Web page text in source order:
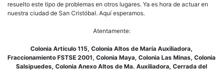
resuelto este tipo de problemas en otros lugares. Ya es hora de actuar en
nuestra ciudad de San Cristóbal. Aquí esperamos.
Atentamente:
Colonia Artículo 115, Colonia Altos de María Auxiliadora,
Fraccionamiento FSTSE 2001, Colonia Maya, Colonia Las Minas, Colonia
Salsipuedes, Colonia Anexo Altos de Ma. Auxiliadora, Cerrada del